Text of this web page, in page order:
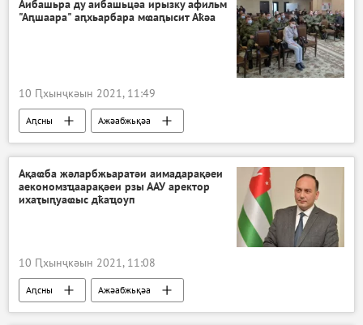
Аибашьра ду аибашьцәа ирызку афильм
"Аԥшаара" аԥхьарбара мҩаԥысит Аҟәа
10 Ԥхынҷкәын 2021, 11:49
Аԥсны Ажәабжьқәа
Ақаҩба жәларбжьаратәи аимадарақәеи
аекономзҵаарақәеи рзы ААУ аректор
ихаҭыԥуаҩыс дҟаҵоуп
10 Ԥхынҷкәын 2021, 11:08
Аԥсны Ажәабжьқәа